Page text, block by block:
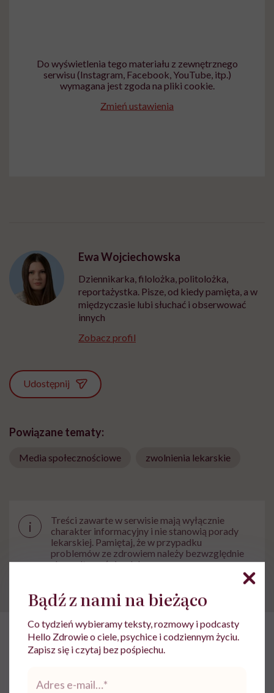
Do wyświetlenia tego materiału z zewnętrznego
serwisu (Instagram, Facebook, YouTube, itp.)
wymagana jest zgoda na pliki cookie.
Zmień ustawienia
Ewa Wojciechowska
Dziennikarka, filolożka, politolożka,
reportażystka. Pisze, od kiedy pamięta, a w
międzyczasie lubi słuchać i obserwować
innych
Zobacz profil
Udostępnij
Powiązane tematy:
Media społecznościowe zwolnienia lekarskie
i
Treści zawarte w serwisie mają wyłącznie
charakter informacyjny i nie stanowią porady
lekarskiej. Pamiętaj, że w przypadku
problemów ze zdrowiem należy bezwzględnie
skonsultować się z lekarzem.
HelloZdrowie › Zdrowie › Profilaktyka „Zemsta na śnie”,
„Zemsta na śnie”, żeby odzyskać
Bądź z nami na bieżąco
Co tydzień wybieramy teksty, rozmowy i podcasty
Hello Zdrowie o ciele, psychice i codziennym życiu.
Zapisz się i czytaj bez pośpiechu.